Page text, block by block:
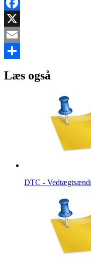
Facebook
X
Email
Læs også
DTC -